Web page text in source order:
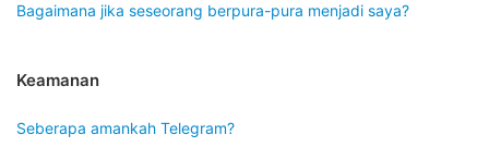
Bagaimana jika seseorang berpura-pura menjadi saya?
Keamanan
Seberapa amankah Telegram?